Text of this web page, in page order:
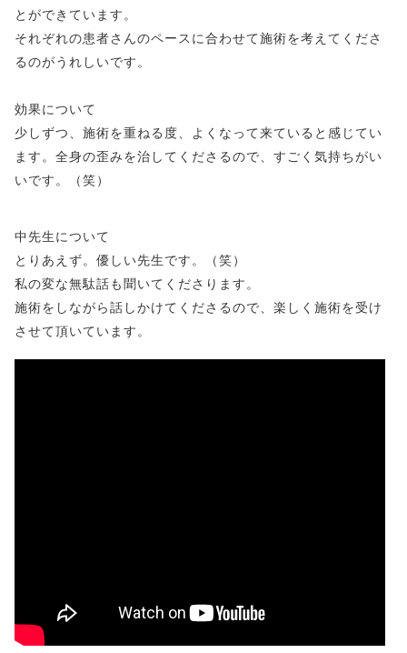
とができています。
それぞれの患者さんのペースに合わせて施術を考えてくださ
るのがうれしいです。
効果について
少しずつ、施術を重ねる度、よくなって来ていると感じてい
ます。全身の歪みを治してくださるので、すごく気持ちがい
いです。（笑）
中先生について
とりあえず。優しい先生です。（笑）
私の変な無駄話も聞いてくださります。
施術をしながら話しかけてくださるので、楽しく施術を受け
させて頂いています。